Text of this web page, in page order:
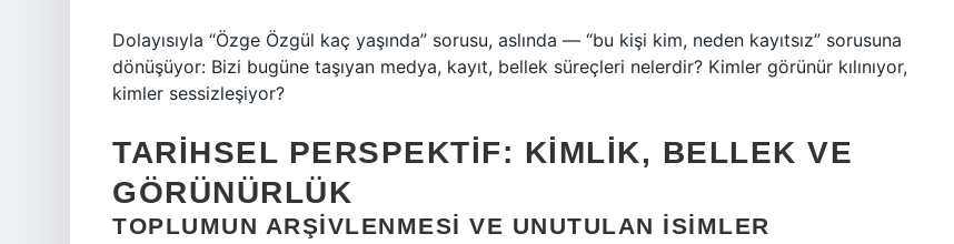
Dolayısıyla “Özge Özgül kaç yaşında” sorusu, aslında — “bu kişi kim, neden kayıtsız” sorusuna
dönüşüyor: Bizi bugüne taşıyan medya, kayıt, bellek süreçleri nelerdir? Kimler görünür kılınıyor,
kimler sessizleşiyor?
TARIHSEL PERSPEKTIF: KIMLIK, BELLEK VE
GÖRÜNÜRLÜK
TOPLUMUN ARŞIVLENMESI VE UNUTULAN İSIMLER